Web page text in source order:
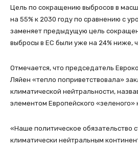
Цель по сокращению выбросов в
на 55% к 2030 году по сравнению с
заменяет предыдущую цель
выбросы в ЕС были уже на 24% ниже,
Отмечается, что председатель
Ляйен «тепло поприветствовала»
климатической нейтральности,
элементом Европейского «зеленого»
«Наше политическое обязательство
климатически нейтральным